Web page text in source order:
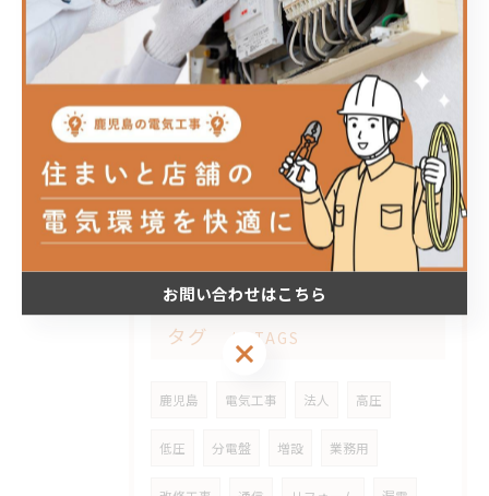
2026/02/21
鹿児島市某所
2026/01/22
姶良市某邸にてエコキュート取替工事
タグ TAGS
鹿児島 電気工事 法人 高圧
低圧 分電盤 増設 業務用
お問い合わせはこちら
お問い合わせはこちら